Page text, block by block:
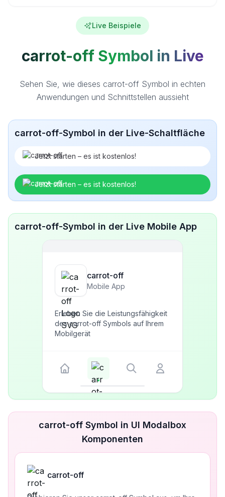
Live Beispiele
carrot-off Symbol in Live
Sehen Sie, wie dieses carrot-off Symbol in echten
Anwendungen und Schnittstellen aussieht
carrot-off-Symbol in der Live-Schaltfläche
Jetzt starten – es ist kostenlos!
Jetzt starten – es ist kostenlos!
carrot-off-Symbol in der Live Mobile App
carrot-off
Mobile App
Erleben Sie die Leistungsfähigkeit
des carrot-off Symbols auf Ihrem
Mobilgerät
carrot-off Symbol in UI Modalbox
Komponenten
carrot-off